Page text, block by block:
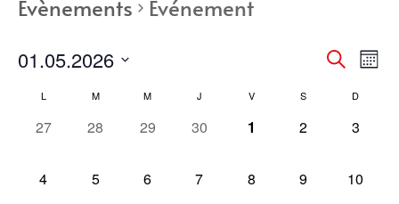
Évènements Evénement
Recherche
de
Mois
01.05.2026
date.
Calendrier
de
L M M J V S D
0
27
0
28
0
29
0
30
0
1
0
2
0
3
0
4
0
5
0
6
0
7
0
8
0
9
0
10